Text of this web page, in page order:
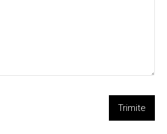
Trimite